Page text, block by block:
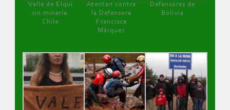
Valle de Elqui
sin minería.
Chile
Atentan contra
la Defensora
Francisca
Márquez
Defensoras de
Bolivia